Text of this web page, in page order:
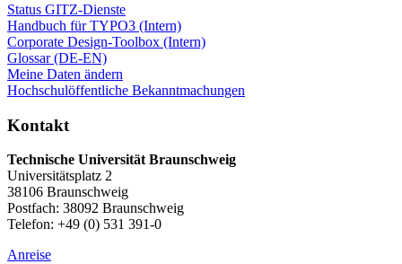
Status GITZ-Dienste
Handbuch für TYPO3 (Intern)
Corporate Design-Toolbox (Intern)
Glossar (DE-EN)
Meine Daten ändern
Hochschulöffentliche Bekanntmachungen
Kontakt
Technische Universität Braunschweig
Universitätsplatz 2
38106 Braunschweig
Postfach: 38092 Braunschweig
Telefon: +49 (0) 531 391-0
Anreise